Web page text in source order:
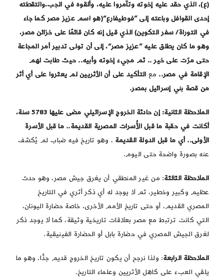
(ع)، الذي حقد عليه إخوته وتآمروا عليه، وألقوه في الجب،والتقطته
إحدى القوافل وباعته إلى “فوطيفارع”(هو اسم عزيز مصر كما جاء
في التوراة/ سفر التكوين) الذي قيل إنه كان قائمًا على خزائن مصر،
وهو ما كان يطلق عليه “عزيز مصر”، إلى أن تولى تدبير أمر المجاعة
حتى مرّت على خير .. ثم مجيء إخوته وأبيه.. حيث طابت لهم
الإقامة في مصر.. مع التأكيد على أن الأثريين لم يعثروا على أي أثر
من قصة بني إسرائيل بمصر.
الملاحظة الثانية
: إن حادثة الخروج الإسرائيلي مضى عليها 5783 سنة،
أكانت في حقبة ما قبل الأُسرات المصرية القديمة.. ما قبل الأسرة
الأولى.. أي ما قبل الدولة القديمة ، وهو تاريخ فيه ضباب لم يُكشف
عنه بصورة واضحة حتى اليوم.
الملاحظة الثالثة: من غير المنطقي أن يغرق جيش مصر، وهو حدث
عظيم وكبير وخطير، ثم لا يوجد له أي ذكر أثري في التاريخ
المصري القديم، أو حتى تاريخ الأمم الأخرى، خاصة حضارة اليونان،
التي كانت ترتبط مع مصر بعلاقات تاريخية وثيقة، كما لا يوجد ذكر
لغرق الجيش المصري في حضارة بابل أو الحضارة الفينيقية.
الملاحظة الرابعة: ولذا نرجح أن يكون تاريخ الخروج قديم جدًّا، وهو ما
يلقي العبء على كاهل الأثريين وعلماء التاريخ.